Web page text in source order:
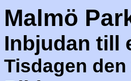
Malmö
Inbjudan till
Tisdagen